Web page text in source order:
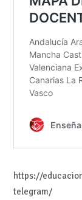
https://
telegram/